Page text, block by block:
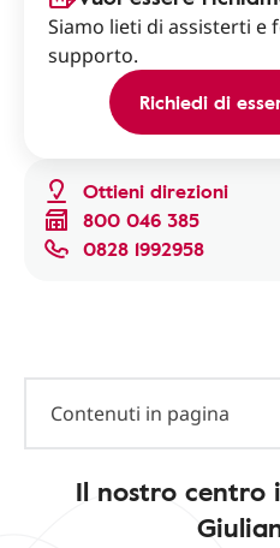
Ottieni direzioni
800 046 385
0828 1992958
Siamo lieti di assisterti
supporto.
Richiedi di
Contenuti in pagina
Il nostro centro